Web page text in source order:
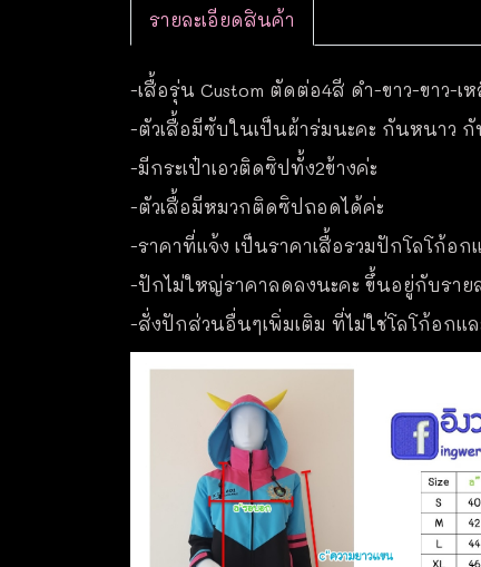
รายละเอียดสินค้า
-เสื้อรุ่น Custom ตัดต่อ4สี ดำ-ขาว-ขาว-เห
-ตัวเสื้อมีซับในเป็นผ้าร่มนะคะ กันหนาว
-มีกระเป๋าเอวติดซิปทั้ง2ข้างค่ะ
-ตัวเสื้อมีหมวกติดซิปถอดได้ค่ะ
-ราคาที่แจ้ง เป็นราคาเสื้อรวมปักโลโก้อ
-ปักไม่ใหญ่ราคาลดลงนะคะ ขึ้นอยู่กับราย
-สั่งปักส่วนอื่นๆเพิ่มเติม ที่ไม่ใช่โลโก้อกแ